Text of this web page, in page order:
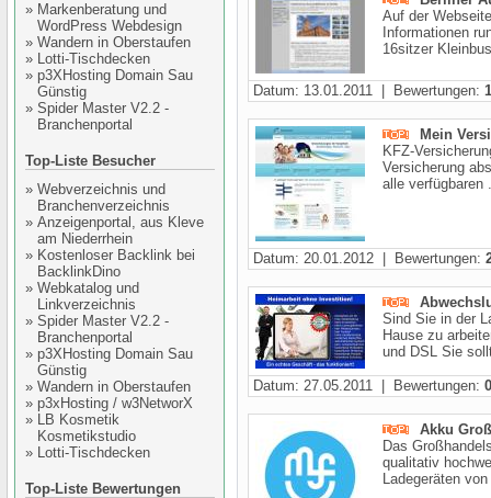
» Markenberatung und
WordPress Webdesign
» Wandern in Oberstaufen
» Lotti-Tischdecken
» p3XHosting Domain Sau
Günstig
» Spider Master V2.2 -
Branchenportal
Top-Liste Besucher
» Webverzeichnis und
Branchenverzeichnis
» Anzeigenportal, aus Kleve
am Niederrhein
» Kostenloser Backlink bei
BacklinkDino
» Webkatalog und
Linkverzeichnis
» Spider Master V2.2 -
Branchenportal
» p3XHosting Domain Sau
Günstig
» Wandern in Oberstaufen
» p3xHosting / w3NetworX
» LB Kosmetik
Kosmetikstudio
» Lotti-Tischdecken
Top-Liste Bewertungen
Auf der
Informationen
16sitzer
Datum: 13.01.2011 | Bewertungen: 1
Mein
KFZ-
Versicherung
alle verfügbaren
Datum: 20.01.2012 | Bewertungen:
Sind Sie in der
Hause zu
und DSL Sie
Datum: 27.05.2011 | Bewertungen: 0
Akku
Das
qualitativ
Ladegeräten